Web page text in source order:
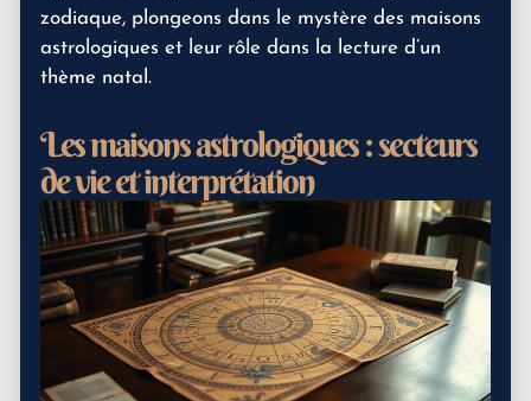
zodiaque, plongeons dans le mystère des maisons
astrologiques et leur rôle dans la lecture d’un
thème natal.
Les maisons astrologiques : secteurs
de vie et interprétation